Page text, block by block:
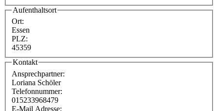
Aufenthaltsort
Ort:
Essen
PLZ:
45359
Kontakt
Ansprechpartner:
Loriana Schöler
Telefonnummer:
015233968479
E-Mail Adresse: